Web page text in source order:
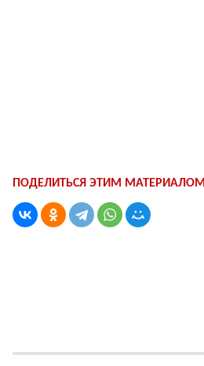
ПОДЕЛИТЬСЯ ЭТИМ МАТЕРИАЛОМ